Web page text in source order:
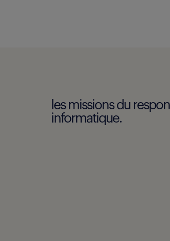
les missions du
informatique.